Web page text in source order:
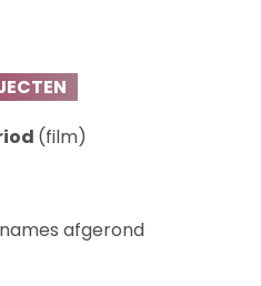
(film)
afgerond